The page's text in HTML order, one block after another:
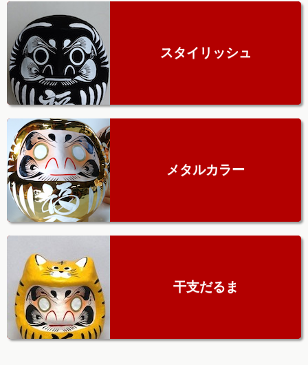
スタイリッシュ
メタルカラー
干支だるま